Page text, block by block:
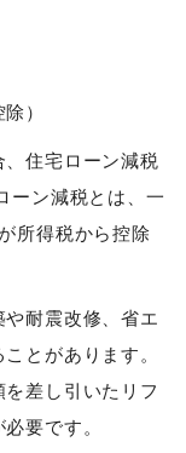
）
、住宅ローン減税
ーン減税とは、一
所得税から控除
耐震改修、省エ
とがあります。
差し引いたリフ
要です。